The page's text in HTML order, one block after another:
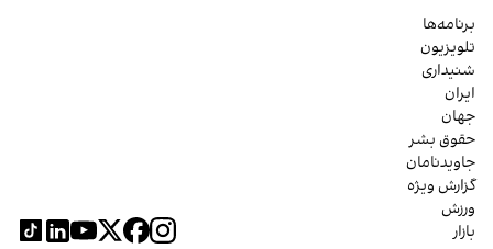
برنامه‌ها
تلویزیون
شنیداری
ایران
جهان
حقوق بشر
جاویدنامان
گزارش ویژه
ورزش
بازار